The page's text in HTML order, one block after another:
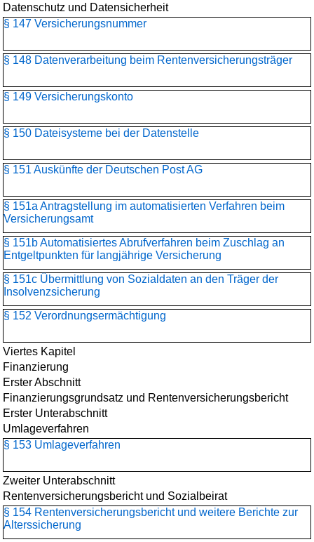
Datenschutz und Datensicherheit
§ 147 Versicherungsnummer
§ 148 Datenverarbeitung beim Rentenversicherungsträger
§ 149 Versicherungskonto
§ 150 Dateisysteme bei der Datenstelle
§ 151 Auskünfte der Deutschen Post AG
§ 151a Antragstellung im automatisierten Verfahren beim
Versicherungsamt
§ 151b Automatisiertes Abrufverfahren beim Zuschlag an
Entgeltpunkten für langjährige Versicherung
§ 151c Übermittlung von Sozialdaten an den Träger der
Insolvenzsicherung
§ 152 Verordnungsermächtigung
Viertes Kapitel
Finanzierung
Erster Abschnitt
Finanzierungsgrundsatz und Rentenversicherungsbericht
Erster Unterabschnitt
Umlageverfahren
§ 153 Umlageverfahren
Zweiter Unterabschnitt
Rentenversicherungsbericht und Sozialbeirat
§ 154 Rentenversicherungsbericht und weitere Berichte zur
Alterssicherung